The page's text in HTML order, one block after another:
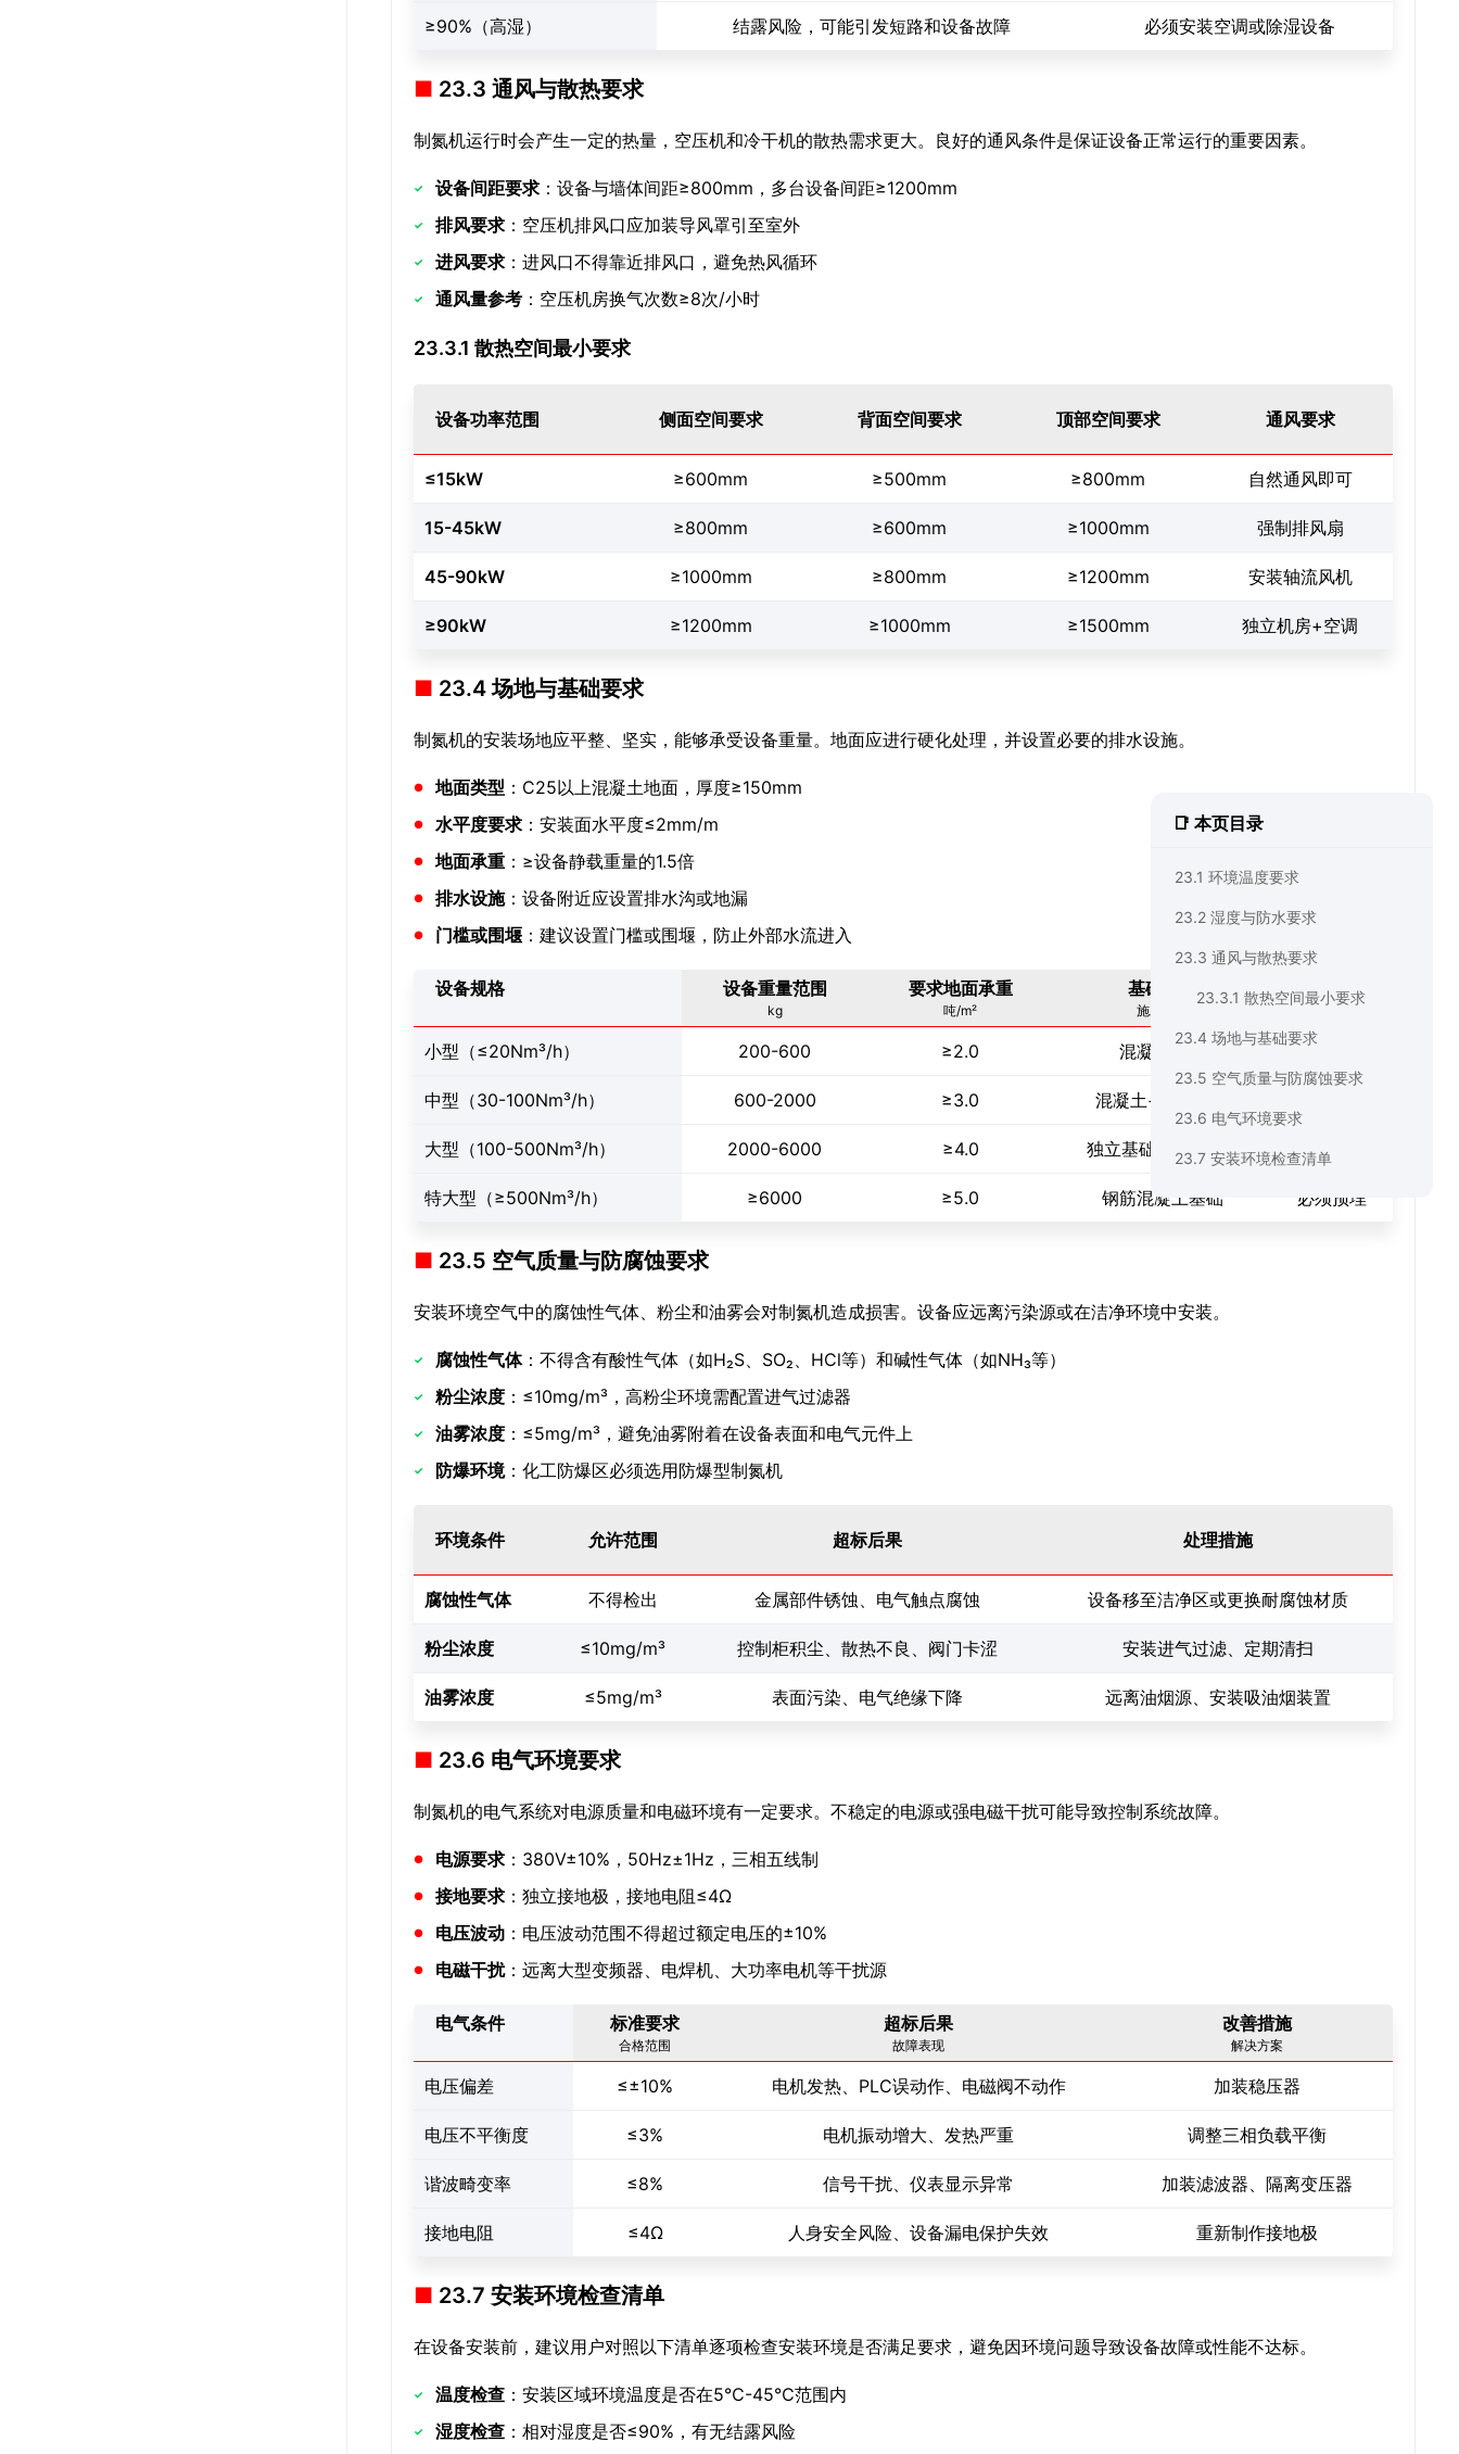
≥90%（高湿） 结露风险，可能引发短路和设备故障 必须安装空调或除湿设备
23.3 通风与散热要求
制氮机运行时会产生一定的热量，空压机和冷干机的散热需求更大。良好的通风条件是保证设备正常运行的重要因素。
设备间距要求：设备与墙体间距≥800mm，多台设备间距≥1200mm
排风要求：空压机排风口应加装导风罩引至室外
进风要求：进风口不得靠近排风口，避免热风循环
通风量参考 ：空压机房换气次数≥8次/小时
23.3.1 散热空间最小要求
设备功率范围 侧面空间要求 背面空间要求 顶部空间要求 通风要求
≤15kW ≥600mm ≥500mm ≥800mm 自然通风即可
15-45kW ≥800mm ≥600mm ≥1000mm 强制排风扇
45-90kW ≥1000mm ≥800mm ≥1200mm 安装轴流风机
≥90kW ≥1200mm ≥1000mm ≥1500mm 独立机房+空调
23.4 场地与基础要求
制氮机的安装场地应平整、坚实，能够承受设备重量。地面应进行硬化处理，并设置必要的排水设施。
地面类型 ：C25以上混凝土地面，厚度≥150mm
水平度要求：安装面水平度≤2mm/m
地面承重 ：≥设备静载重量的1.5倍
排水设施：设备附近应设置排水沟或地漏
门槛或围堰 ：建议设置门槛或围堰，防止外部水流进入
设备规格 设备重量范围
kg
要求地面承重
吨/m²
基础形式
施工要求
预埋件
是否需要
小型（≤20Nm³/h） 200-600 ≥2.0 混凝土地面 无需预埋
中型（30-100Nm³/h） 600-2000 ≥3.0 混凝土+可调地脚
大型（100-500Nm³/h） 2000-6000 ≥4.0 独立基础+地脚螺栓 需要预埋
特大型（≥500Nm³/h） ≥6000 ≥5.0 钢筋混凝土基础 必须预埋
23.5 空气质量与防腐蚀要求
安装环境空气中的腐蚀性气体、粉尘和油雾会对制氮机造成损害。设备应远离污染源或在洁净环境中安装。
腐蚀性气体：不得含有酸性气体（如H₂S、SO₂、HCl等）和碱性气体（如NH₃等）
粉尘浓度 ：≤10mg/m³，高粉尘环境需配置进气过滤器
油雾浓度 ：≤5mg/m³，避免油雾附着在设备表面和电气元件上
防爆环境：化工防爆区必须选用防爆型制氮机
环境条件 允许范围 超标后果 处理措施
腐蚀性气体 不得检出 金属部件锈蚀、电气触点腐蚀 设备移至洁净区或更换耐腐蚀材质
粉尘浓度 ≤10mg/m³ 控制柜积尘、散热不良、阀门卡涩 安装进气过滤、定期清扫
油雾浓度 ≤5mg/m³ 表面污染、电气绝缘下降 远离油烟源、安装吸油烟装置
23.6 电气环境要求
制氮机的电气系统对电源质量和电磁环境有一定要求。不稳定的电源或强电磁干扰可能导致控制系统故障。
电源要求：380V±10%，50Hz±1Hz，三相五线制
接地要求：独立接地极，接地电阻≤4Ω
电压波动 ：电压波动范围不得超过额定电压的±10%
电磁干扰：远离大型变频器、电焊机、大功率电机等干扰源
电气条件 标准要求
合格范围
超标后果
故障表现
改善措施
解决方案
电压偏差 ≤±10% 电机发热、PLC误动作、电磁阀不动作 加装稳压器
电压不平衡度 ≤3% 电机振动增大、发热严重 调整三相负载平衡
谐波畸变率 ≤8% 信号干扰、仪表显示异常 加装滤波器、隔离变压器
接地电阻 ≤4Ω 人身安全风险、设备漏电保护失效 重新制作接地极
23.7 安装环境检查清单
在设备安装前，建议用户对照以下清单逐项检查安装环境是否满足要求，避免因环境问题导致设备故障或性能不达标。
温度检查 ：安装区域环境温度是否在5℃-45℃范围内
湿度检查 ：相对湿度是否≤90%，有无结露风险
📑 本页目录
23.1 环境温度要求
23.2 湿度与防水要求
23.3 通风与散热要求
23.3.1 散热空间最小要求
23.4 场地与基础要求
23.5 空气质量与防腐蚀要求
23.6 电气环境要求
23.7 安装环境检查清单